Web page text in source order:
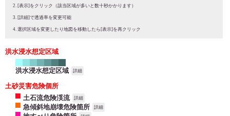
[表示]をクリック（該当区域が多いと数十秒かかります）
[詳細]で透過率を変更可能
選択区域を変更したり地図を移動したら[表示]を再クリック
洪水浸水想定区域
洪水浸水想定区域 詳細
土砂災害危険個所
土石流危険渓流
詳細
急傾斜地崩壊危険箇所 詳細